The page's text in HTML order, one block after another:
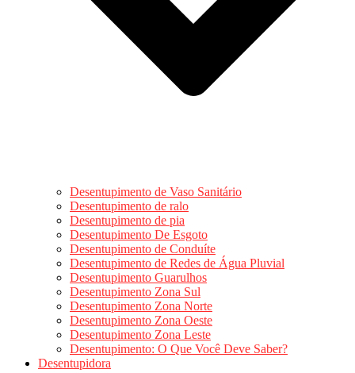
Desentupimento de Vaso Sanitário
Desentupimento de ralo
Desentupimento de pia
Desentupimento De Esgoto
Desentupimento de Conduíte
Desentupimento de Redes de Água Pluvial
Desentupimento Guarulhos
Desentupimento Zona Sul
Desentupimento Zona Norte
Desentupimento Zona Oeste
Desentupimento Zona Leste
Desentupimento: O Que Você Deve Saber?
Desentupidora